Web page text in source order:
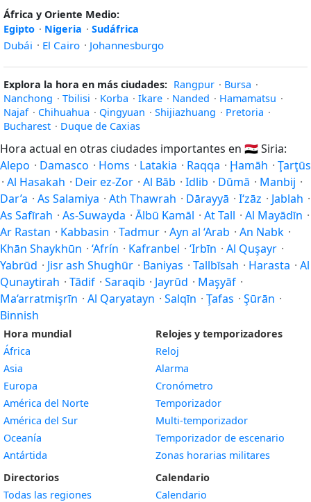
África y Oriente Medio:
Egipto · Nigeria · Sudáfrica
Dubái · El Cairo · Johannesburgo
Explora la hora en más ciudades: Rangpur · Bursa ·
Nanchong · Tbilisi · Korba · Ikare · Nanded · Hamamatsu ·
Najaf · Chihuahua · Qingyuan · Shijiazhuang · Pretoria ·
Bucharest · Duque de Caxias
Hora actual en otras ciudades importantes en 🇸🇾Siria:
Alepo · Damasco · Homs · Latakia · Raqqa · Ḩamāh · Ţarţūs
· Al Hasakah · Deir ez-Zor · Al Bāb · Idlib · Dūmā · Manbij ·
Dar’a · As Salamiya · Ath Thawrah · Dārayyā · I‘zāz · Jablah ·
As Safīrah · As-Suwayda · Ālbū Kamāl · At Tall · Al Mayādīn ·
Ar Rastan · Kabbasin · Tadmur · Ayn al ‘Arab · An Nabk ·
Khān Shaykhūn · ‘Afrín · Kafranbel · ‘Irbīn · Al Quşayr ·
Yabrūd · Jisr ash Shughūr · Baniyas · Tallbīsah · Harasta · Al
Qunaytirah · Tādif · Saraqib · Jayrūd · Maşyāf ·
Ma‘arratmişrīn · Al Qaryatayn · Salqīn · Ţafas · Şūrān ·
Binnish
Hora mundial
África
Asia
Europa
América del Norte
América del Sur
Oceanía
Antártida
Directorios
Todas las regiones
Relojes y temporizadores
Reloj
Alarma
Cronómetro
Temporizador
Multi-temporizador
Temporizador de escenario
Zonas horarias militares
Calendario
Calendario